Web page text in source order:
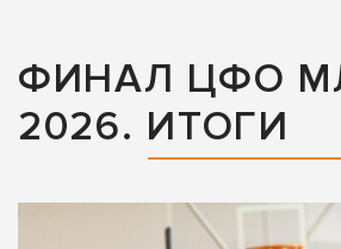
ФИНАЛ ЦФО
2026. ИТОГИ